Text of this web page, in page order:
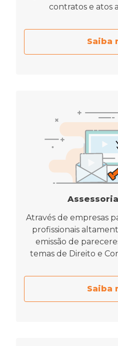
contratos e atos
Saiba
Através de empresas
profissionais
emissão de
temas de Direito e
Saiba